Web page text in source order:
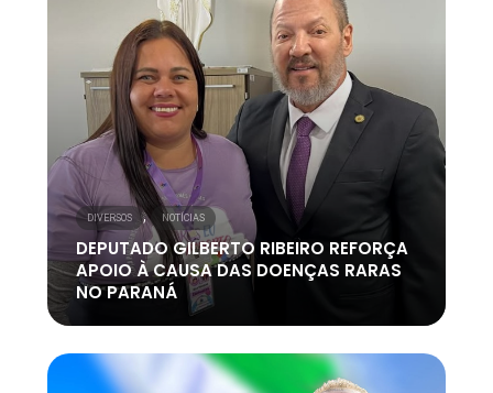
DIVERSOS , NOTÍCIAS
DEPUTADO GILBERTO RIBEIRO REFORÇA
APOIO À CAUSA DAS DOENÇAS RARAS
NO PARANÁ